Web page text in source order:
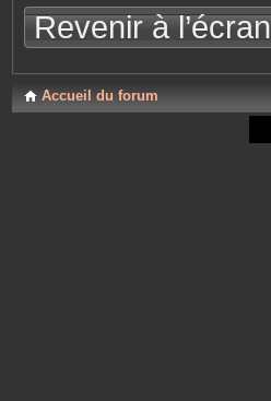
Revenir à
Accueil du forum